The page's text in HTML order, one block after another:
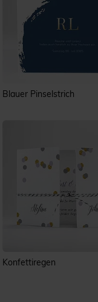
Blauer Pinselstrich
Konfettiregen